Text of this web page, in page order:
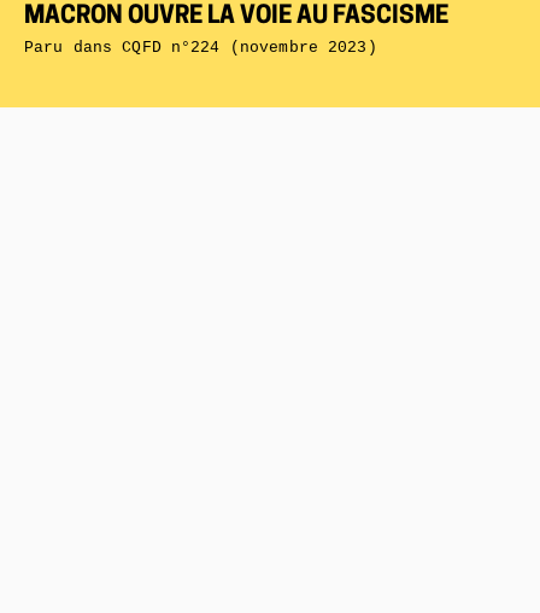
MACRON OUVRE LA VOIE AU FASCISME
Paru dansCQFD n°224 (novembre 2023)